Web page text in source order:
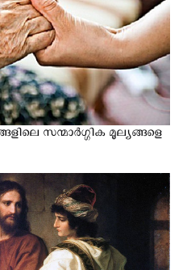
സന്മാര്‍ഗ്ഗിക മൂല്യങ്ങളെ